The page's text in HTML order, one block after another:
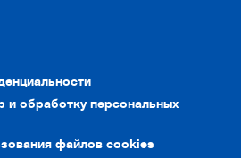
и обработку персональных
файлов cookies